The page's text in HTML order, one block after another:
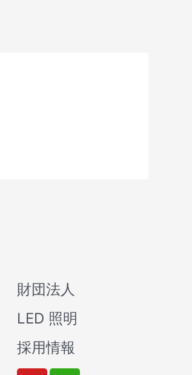
財団法人
LED 照明
採用情報